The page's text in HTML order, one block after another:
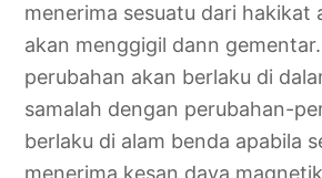
menerima sesuatu dari hakikat
akan menggigil dann
perubahan akan berlaku di
samalah dengan perubahan-
berlaku di alam benda apabila
menerima kesan daya